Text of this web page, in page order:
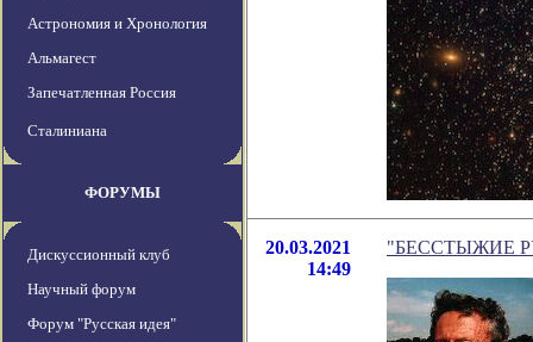
Астрономия и Хронология
Альмагест
Запечатленная Россия
Сталиниана
ФОРУМЫ
Дискуссионный клуб
Научный форум
Форум "Русская идея"
20.03.2021
14:49
"БЕССТЫЖИЕ